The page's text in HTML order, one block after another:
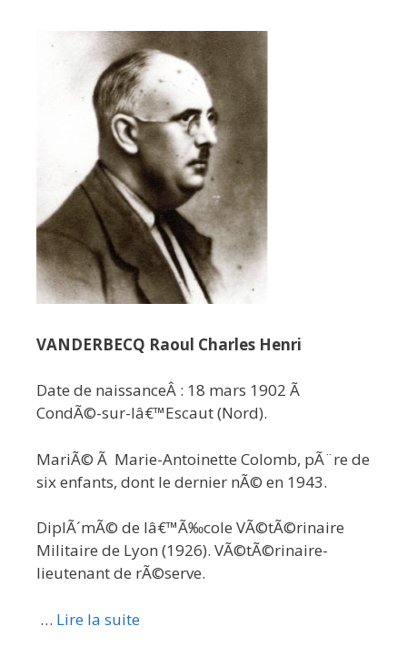
VANDERBECQ Raoul Charles Henri
Date de naissanceÂ : 18 mars 1902 Ã
CondÃ©-sur-lâ€™Escaut (Nord).
MariÃ© Ã Marie-Antoinette Colomb, pÃ¨re de
six enfants, dont le dernier nÃ© en 1943.
DiplÃ´mÃ© de lâ€™Ã‰cole VÃ©tÃ©rinaire
Militaire de Lyon (1926). VÃ©tÃ©rinaire-
lieutenant de rÃ©serve.
… Lire la suite